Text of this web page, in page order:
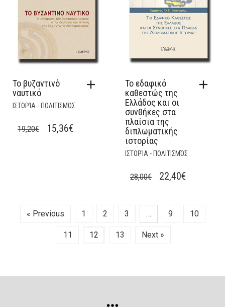
Το βυζαντινό
ναυτικό
ΙΣΤΟΡΊΑ - ΠΟΛΙΤΙΣΜΌΣ
19,20€
ORIGINAL
15,36€CURRENT
Το εδαφικό
καθεστώς της
Ελλάδος και οι
συνθήκες στα
πλαίσια της
διπλωματικής
ιστορίας
ΙΣΤΟΡΊΑ - ΠΟΛΙΤΙΣΜΌΣ
28,00€
ORIGINAL
28,00€.
22,40€CURRENT
22,40€.
« Previous 1 2 3 … 9 10
11 12 13 Next »